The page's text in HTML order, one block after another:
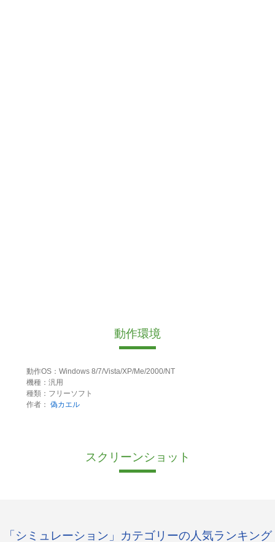
動作環境
動作OS：Windows 8/7/Vista/XP/Me/2000/NT
機種：汎用
種類：フリーソフト
作者： 偽カエル
スクリーンショット
「シミュレーション」カテゴリーの人気ランキング